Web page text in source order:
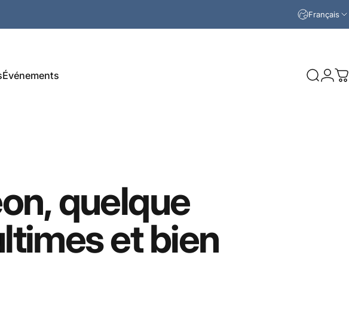
Français
Événements
quelque
etbien